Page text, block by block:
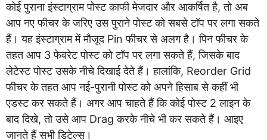
कोई पुराना इंस्टाग्राम पोस्ट काफी मेजदार और आकर्षित है, तो अब
आप नए फीचर के जरिए उस पुराने पोस्ट को सबसे टॉप पर लगा सकते
हैं। यह इंस्टाग्राम में मौजूद Pin फीचर से अलग है। पिन फीचर के
तहत आप 3 फेवरेट पोस्ट को टॉप पर लगा सकते हैं, जिसके बाद
लेटेस्ट पोस्ट उसके नीचे दिखाई देते हैं। हालांकि, Reorder Grid
फीचर के तहत आप नई-पुरानी पोस्ट को अपने हिसाब से कहीं भी
एडस्ट कर सकते हैं। अगर आप चाहते हैं कि कोई पोस्ट 2 लाइन के
बाद दिखे, तो उसे आप Drag करके नीचे भी कर सकते हैं। आइए
जानते हैं सभी डिटेल्स।